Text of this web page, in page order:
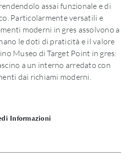
assai funzionale e di
Particolarmente versatili e
moderni in gres assolvono a
le doti di praticità e il valore
Museo di Target Point in gres:
a un interno arredato con
dai richiami moderni.
Informazioni